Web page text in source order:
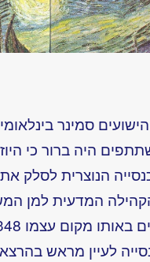
הישועים סמינר
היה ברור כי
הנוצרית לסלק
הקהילה המדעית למן
לעיין מראש